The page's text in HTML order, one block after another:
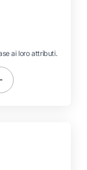
ai loro attributi.